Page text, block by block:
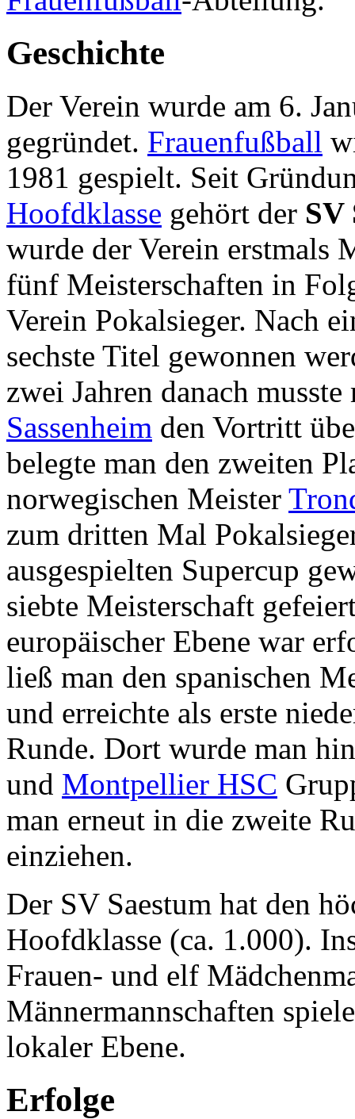
Geschichte
Der Verein wurde am 6.
gegründet. Frauenfußball
1981 gespielt. Seit
Hoofdklasse gehört der SV
wurde der Verein erstmals
fünf Meisterschaften in
Verein Pokalsieger. Nach
sechste Titel gewonnen
zwei Jahren danach
Sassenheim den Vortritt
belegte man den zweiten
norwegischen Meister
zum dritten Mal
ausgespielten Supercup
siebte Meisterschaft
europäischer Ebene war
ließ man den spanischen
und erreichte als erste
Runde. Dort wurde man
und Montpellier HSC
man erneut in die zweite
einziehen.
Der SV Saestum hat den
Hoofdklasse (ca. 1.000).
Frauen- und elf
Männermannschaften
lokaler Ebene.
Erfolge